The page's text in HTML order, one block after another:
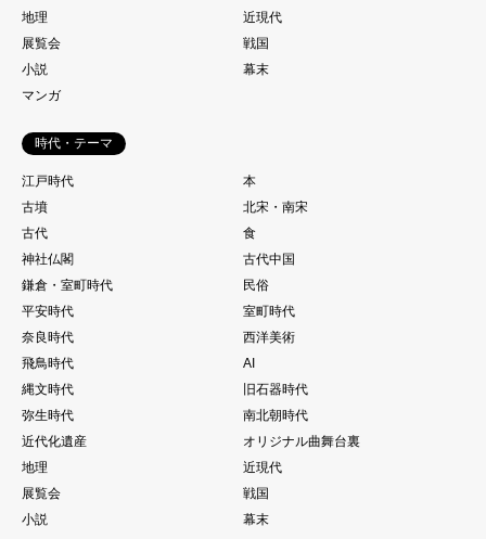
地理
近現代
展覧会
戦国
小説
幕末
マンガ
時代・テーマ
江戸時代
本
古墳
北宋・南宋
古代
食
神社仏閣
古代中国
鎌倉・室町時代
民俗
平安時代
室町時代
奈良時代
西洋美術
飛鳥時代
AI
縄文時代
旧石器時代
弥生時代
南北朝時代
近代化遺産
オリジナル曲舞台裏
地理
近現代
展覧会
戦国
小説
幕末